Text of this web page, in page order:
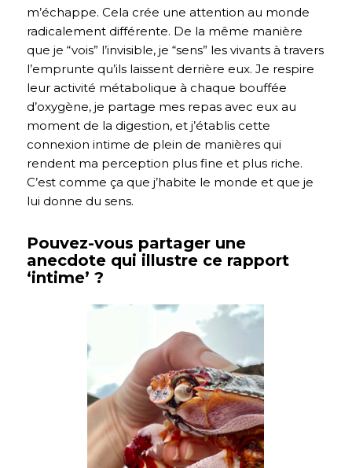
m’échappe. Cela crée une attention au monde
radicalement différente. De la même manière
que je “vois” l’invisible, je “sens” les vivants à travers
l’emprunte qu’ils laissent derrière eux. Je respire
leur activité métabolique à chaque bouffée
d’oxygène, je partage mes repas avec eux au
moment de la digestion, et j’établis cette
connexion intime de plein de manières qui
rendent ma perception plus fine et plus riche.
C’est comme ça que j’habite le monde et que je
lui donne du sens.
Pouvez-vous partager une
anecdote qui illustre ce rapport
‘intime’ ?